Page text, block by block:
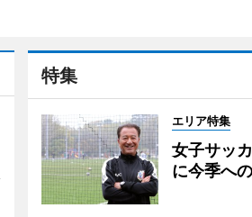
特集
エリア特集
女子サッ
に今季へ